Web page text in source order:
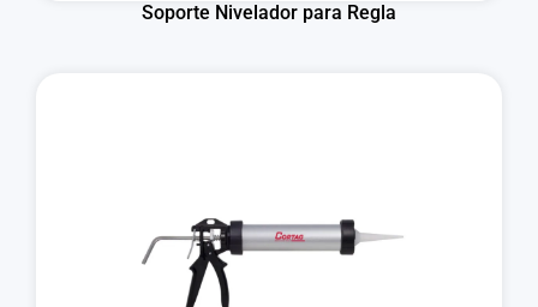
Soporte Nivelador para Regla